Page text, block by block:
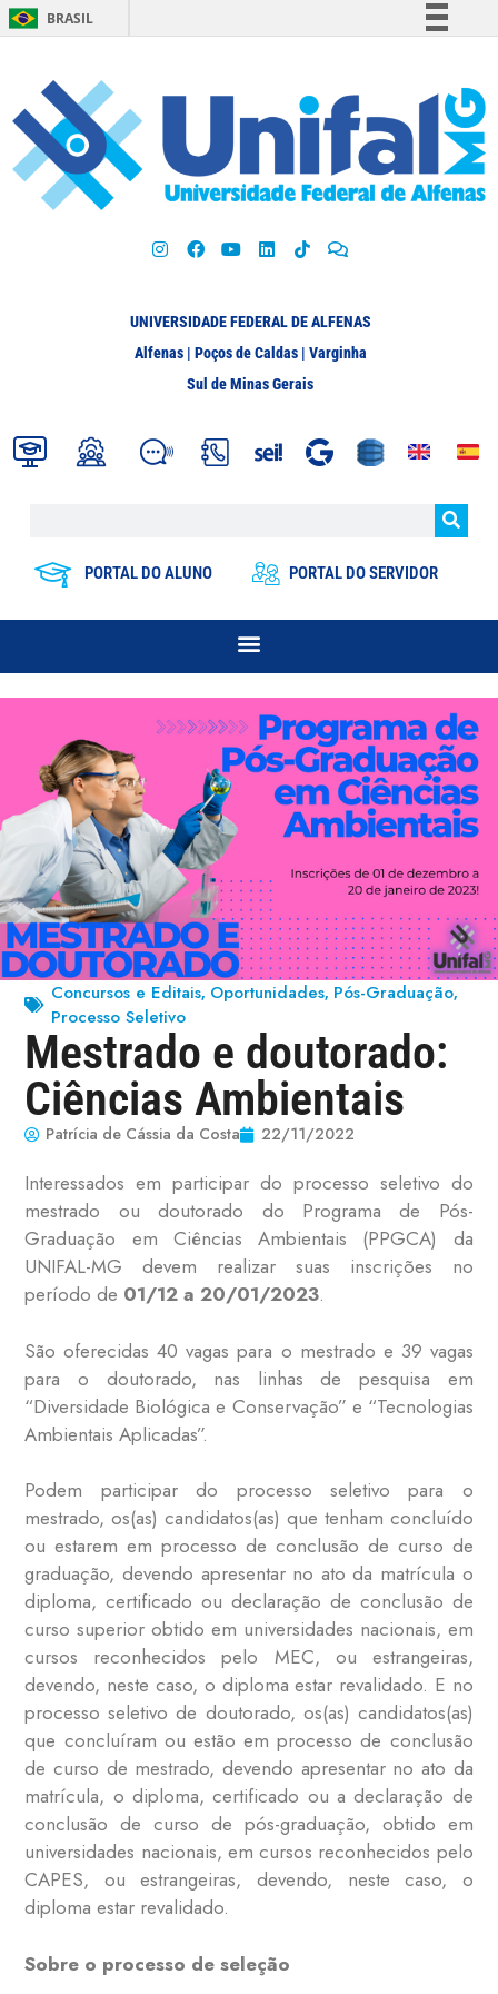
BRASIL
Participe
Acesso à informação
Legislação
UNIVERSIDADE FEDERAL DE ALFENAS
Alfenas | Poços de Caldas | Varginha
Sul de Minas Gerais
PORTAL DO ALUNO PORTAL DO SERVIDOR
Concursos e Editais, Oportunidades, Pós-Graduação,
Processo Seletivo
Mestrado e doutorado:
Ciências Ambientais
Patrícia de Cássia da Costa 22/11/2022
Interessados em participar do processo seletivo do
mestrado ou doutorado do Programa de Pós-
Graduação em Ciências Ambientais (PPGCA) da
UNIFAL-MG devem realizar suas inscrições no
período de 01/12 a 20/01/2023.
São oferecidas 40 vagas para o mestrado e 39 vagas
para o doutorado, nas linhas de pesquisa em
“Diversidade Biológica e Conservação” e “Tecnologias
Ambientais Aplicadas”.
Podem participar do processo seletivo para o
mestrado, os(as) candidatos(as) que tenham concluído
ou estarem em processo de conclusão de curso de
graduação, devendo apresentar no ato da matrícula o
diploma, certificado ou declaração de conclusão de
curso superior obtido em universidades nacionais, em
cursos reconhecidos pelo MEC, ou estrangeiras,
devendo, neste caso, o diploma estar revalidado. E no
processo seletivo de doutorado, os(as) candidatos(as)
que concluíram ou estão em processo de conclusão
de curso de mestrado, devendo apresentar no ato da
matrícula, o diploma, certificado ou a declaração de
conclusão de curso de pós-graduação, obtido em
universidades nacionais, em cursos reconhecidos pelo
CAPES, ou estrangeiras, devendo, neste caso, o
diploma estar revalidado.
Sobre o processo de seleção